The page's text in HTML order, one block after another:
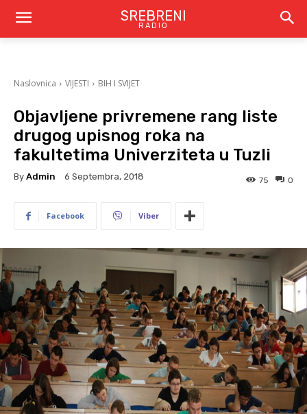
SREBRENI
RADIO
Naslovnica VIJESTI BIH I SVIJET
Objavljene privremene rang liste
drugog upisnog roka na
fakultetima Univerziteta u Tuzli
By Admin 6 Septembra, 2018 0
75
Facebook Viber